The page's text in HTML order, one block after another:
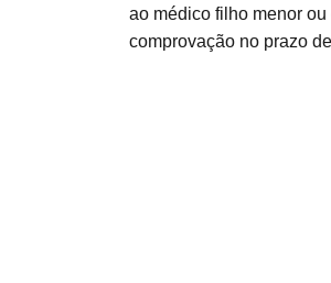
ao médico filho menor
comprovação no prazo